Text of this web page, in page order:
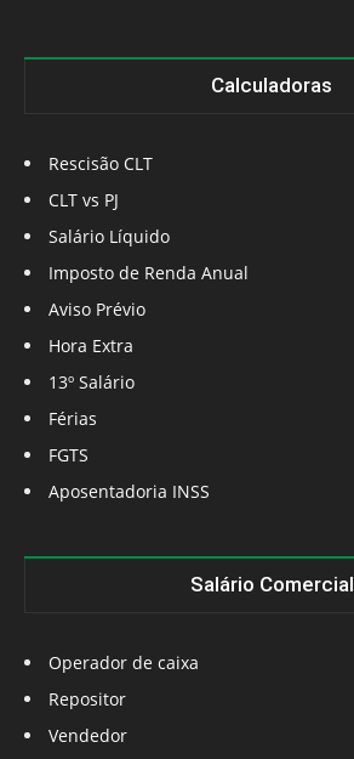
Calculadoras
Rescisão CLT
CLT vs PJ
Salário Líquido
Imposto de Renda Anual
Aviso Prévio
Hora Extra
13º Salário
Férias
FGTS
Aposentadoria INSS
Salário Comercial
Operador de caixa
Repositor
Vendedor